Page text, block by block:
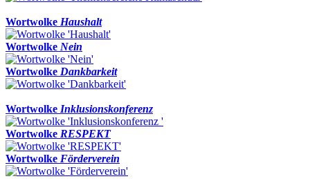
Wortwolke Haushalt
Wortwolke Nein
Wortwolke Dankbarkeit
Wortwolke Inklusionskonferenz
Wortwolke RESPEKT
Wortwolke Förderverein